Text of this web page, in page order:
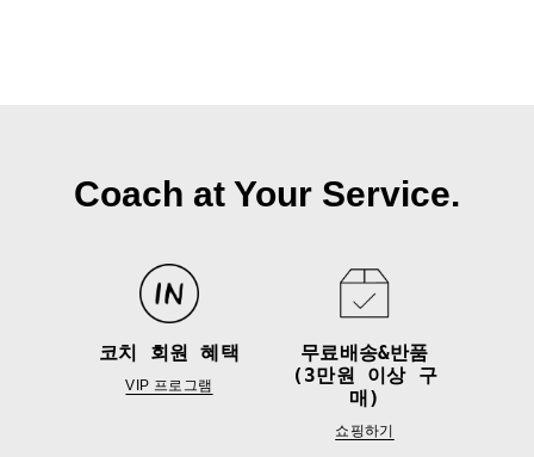
Coach at Your Service.
코치 회원 혜택
VIP 프로그램
무료배송&반품
(3만원 이상 구
매)
쇼핑하기